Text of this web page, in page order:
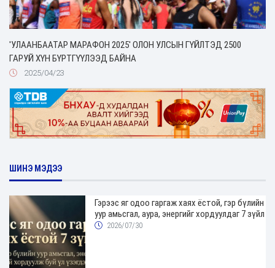
'УЛААНБААТАР МАРАФОН 2025' ОЛОН УЛСЫН ГҮЙЛТЭД 2500
ГАРУЙ ХҮН БҮРТГҮҮЛЭЭД БАЙНА
2025/04/23
ШИНЭ МЭДЭЭ
Гэрээс яг одоо гаргаж хаях ёстой, гэр бүлийн
уур амьсгал, аура, энергийг хордуулдаг 7 зүйл
2026/07/30